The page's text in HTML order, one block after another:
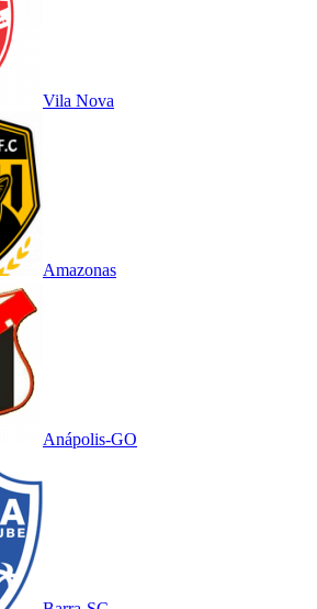
Vila Nova
Amazonas
Anápolis-GO